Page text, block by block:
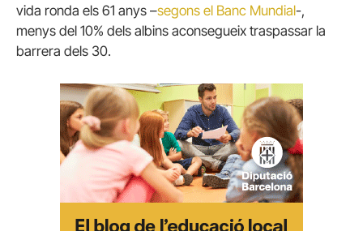
vida ronda els 61 anys –segons el Banc Mundial-,
menys del 10% dels albins aconsegueix traspassar la
barrera dels 30.